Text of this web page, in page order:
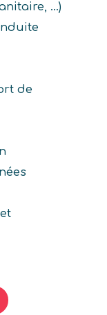
...)
de